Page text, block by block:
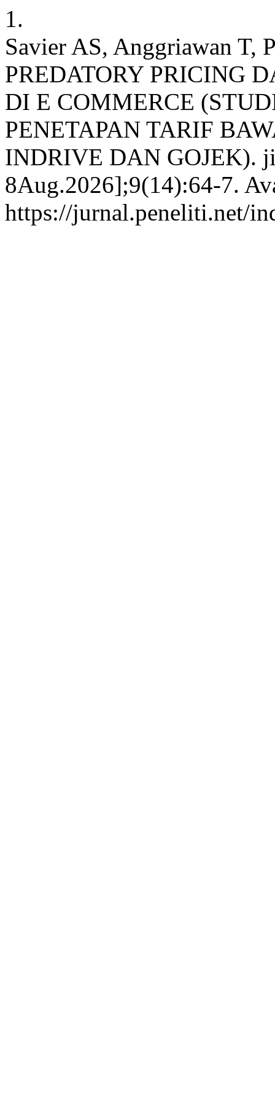
1.
Savier AS, Anggriawan T,
PREDATORY PRICING
DI E COMMERCE
PENETAPAN TARIF
INDRIVE DAN GOJEK).
8Aug.2026];9(14):64-7.
https://jurnal.peneliti.net/